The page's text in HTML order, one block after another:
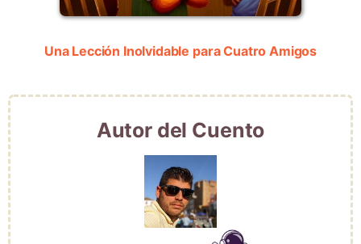
Una Lección Inolvidable para Cuatro Amigos
Autor del Cuento